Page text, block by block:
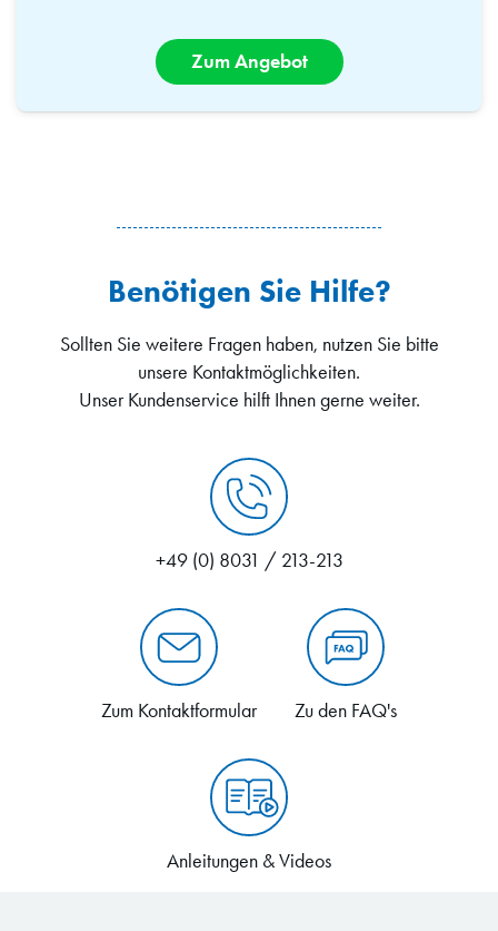
Zum Angebot
Benötigen Sie Hilfe?
Sollten Sie weitere Fragen haben, nutzen Sie bitte
unsere Kontaktmöglichkeiten.
Unser Kundenservice hilft Ihnen gerne weiter.
+49 (0) 8031 / 213-213
Zum Kontaktformular Zu den FAQ's
Anleitungen & Videos